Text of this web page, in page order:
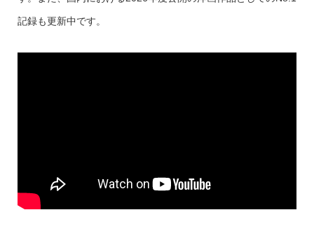
記録も更新中です。